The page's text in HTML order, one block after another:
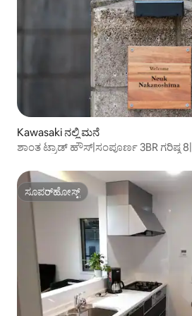
Kawasaki ನಲ್ಲಿ ಮನೆ
ಶಾಂತ ಟ್ರಾಡ್ ಹೌಸ್|ಸಂಪೂರ್ಣ 3BR ಗರಿಷ್ಠ
ಸೂಪರ್‌ಹೋಸ್ಟ್
ಸೂಪರ್‌ಹೋಸ್ಟ್